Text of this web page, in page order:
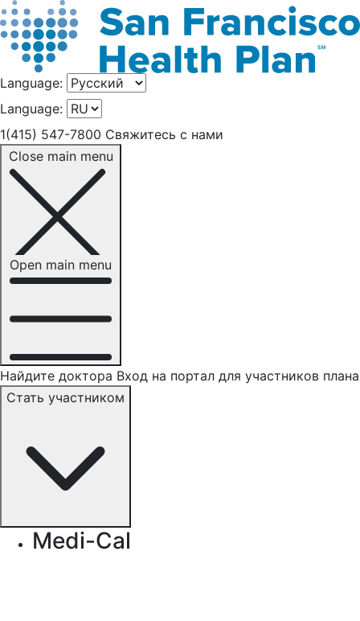
Language:
Language:
1(415) 547-7800 Свяжитесь с нами
Close main menu
Open main menu
Найдите доктора Вход на портал для участников плана
Стать участником
Medi-Cal